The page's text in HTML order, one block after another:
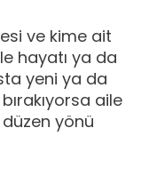
ve kime ait
hayatı ya da
yeni ya da
aile
yönü